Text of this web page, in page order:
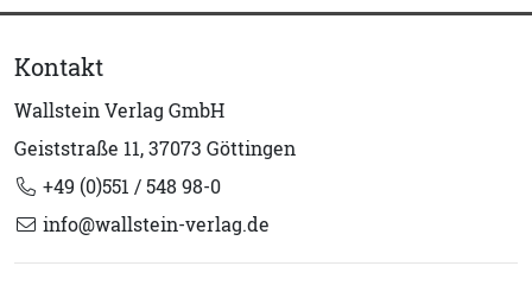
Kontakt
Wallstein Verlag GmbH
Geiststraße 11, 37073 Göttingen
+49 (0)551 / 548 98-0
info@wallstein-verlag.de